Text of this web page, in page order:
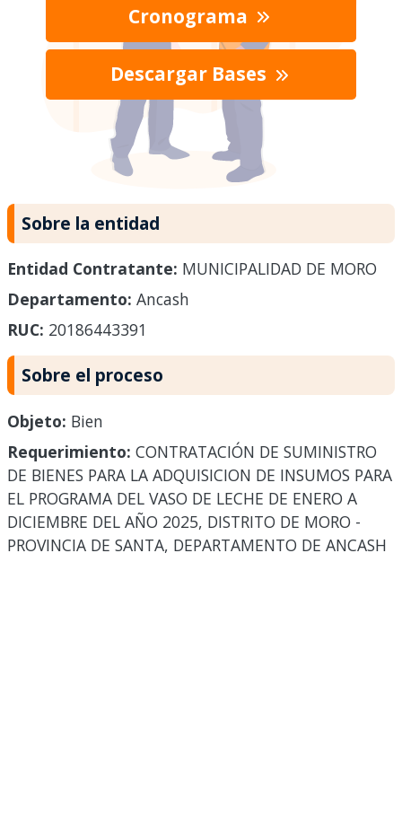
Cronograma
Descargar Bases
Sobre la entidad
Entidad Contratante: MUNICIPALIDAD DE MORO
Departamento: Ancash
RUC: 20186443391
Sobre el proceso
Objeto: Bien
Requerimiento: CONTRATACIÓN DE SUMINISTRO
DE BIENES PARA LA ADQUISICION DE INSUMOS PARA
EL PROGRAMA DEL VASO DE LECHE DE ENERO A
DICIEMBRE DEL AÑO 2025, DISTRITO DE MORO -
PROVINCIA DE SANTA, DEPARTAMENTO DE ANCASH